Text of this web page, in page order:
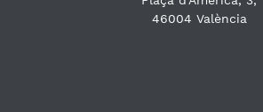
46004 València